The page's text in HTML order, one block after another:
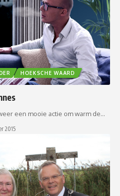
HOEKSCHE WAARD
een mooie actie om warm de…
2015